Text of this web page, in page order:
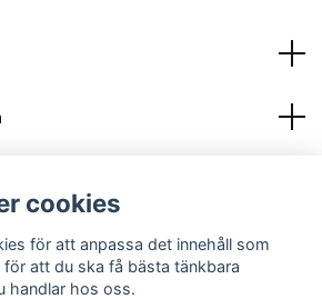
cookies
för att anpassa det innehåll som
att du ska få bästa tänkbara
handlar hos oss.